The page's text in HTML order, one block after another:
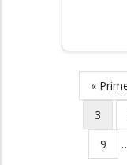
First
page
«
page
3
Page
9